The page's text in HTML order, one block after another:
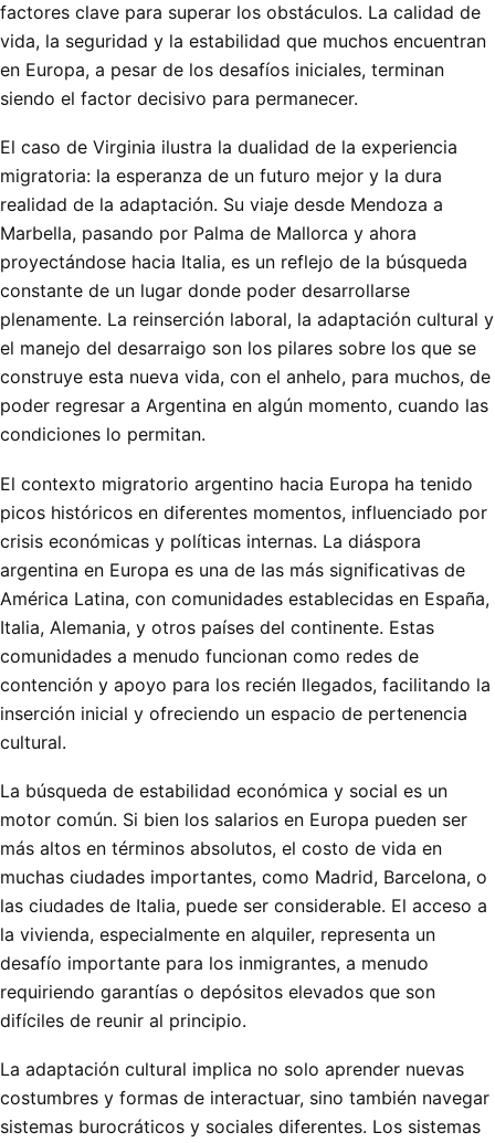
factores clave para superar los obstáculos. La calidad de
vida, la seguridad y la estabilidad que muchos encuentran
en Europa, a pesar de los desafíos iniciales, terminan
siendo el factor decisivo para permanecer.
El caso de Virginia ilustra la dualidad de la experiencia
migratoria: la esperanza de un futuro mejor y la dura
realidad de la adaptación. Su viaje desde Mendoza a
Marbella, pasando por Palma de Mallorca y ahora
proyectándose hacia Italia, es un reflejo de la búsqueda
constante de un lugar donde poder desarrollarse
plenamente. La reinserción laboral, la adaptación cultural y
el manejo del desarraigo son los pilares sobre los que se
construye esta nueva vida, con el anhelo, para muchos, de
poder regresar a Argentina en algún momento, cuando las
condiciones lo permitan.
El contexto migratorio argentino hacia Europa ha tenido
picos históricos en diferentes momentos, influenciado por
crisis económicas y políticas internas. La diáspora
argentina en Europa es una de las más significativas de
América Latina, con comunidades establecidas en España,
Italia, Alemania, y otros países del continente. Estas
comunidades a menudo funcionan como redes de
contención y apoyo para los recién llegados, facilitando la
inserción inicial y ofreciendo un espacio de pertenencia
cultural.
La búsqueda de estabilidad económica y social es un
motor común. Si bien los salarios en Europa pueden ser
más altos en términos absolutos, el costo de vida en
muchas ciudades importantes, como Madrid, Barcelona, o
las ciudades de Italia, puede ser considerable. El acceso a
la vivienda, especialmente en alquiler, representa un
desafío importante para los inmigrantes, a menudo
requiriendo garantías o depósitos elevados que son
difíciles de reunir al principio.
La adaptación cultural implica no solo aprender nuevas
costumbres y formas de interactuar, sino también navegar
sistemas burocráticos y sociales diferentes. Los sistemas